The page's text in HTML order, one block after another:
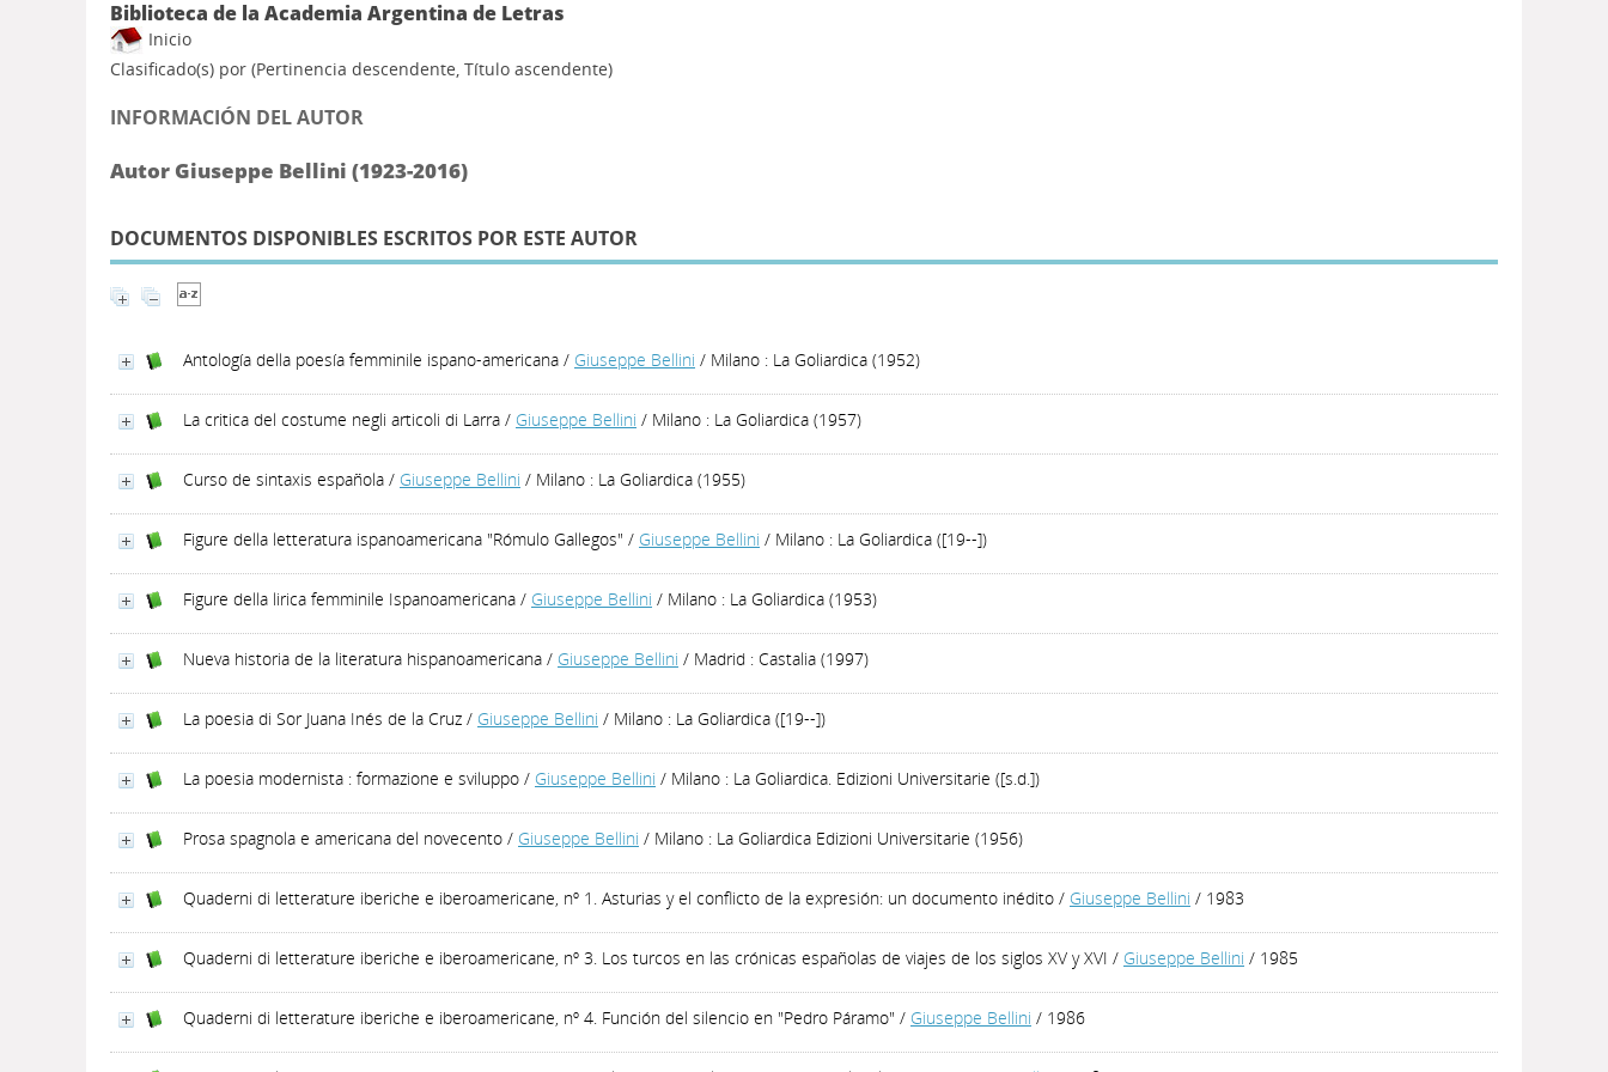
Biblioteca de la Academia Argentina de Letras
Inicio
Clasificado(s) por (Pertinencia descendente, Título ascendente)
INFORMACIÓN DEL AUTOR
Autor Giuseppe Bellini (1923-2016)
DOCUMENTOS DISPONIBLES ESCRITOS POR ESTE AUTOR
Antología della poesía femminile ispano-americana / Giuseppe Bellini / Milano : La Goliardica (1952)
La critica del costume negli articoli di Larra / Giuseppe Bellini / Milano : La Goliardica (1957)
Curso de sintaxis española / Giuseppe Bellini / Milano : La Goliardica (1955)
Figure della letteratura ispanoamericana "Rómulo Gallegos" / Giuseppe Bellini / Milano : La Goliardica ([19--])
Figure della lirica femminile Ispanoamericana / Giuseppe Bellini / Milano : La Goliardica (1953)
Nueva historia de la literatura hispanoamericana / Giuseppe Bellini / Madrid : Castalia (1997)
La poesia di Sor Juana Inés de la Cruz / Giuseppe Bellini / Milano : La Goliardica ([19--])
La poesia modernista : formazione e sviluppo / Giuseppe Bellini / Milano : La Goliardica. Edizioni Universitarie ([s.d.])
Prosa spagnola e americana del novecento / Giuseppe Bellini / Milano : La Goliardica Edizioni Universitarie (1956)
Quaderni di letterature iberiche e iberoamericane, nº 1. Asturias y el conflicto de la expresión: un documento inédito / Giuseppe Bellini / 1983
Quaderni di letterature iberiche e iberoamericane, nº 3. Los turcos en las crónicas españolas de viajes de los siglos XV y XVI / Giuseppe Bellini / 1985
Quaderni di letterature iberiche e iberoamericane, nº 4. Función del silencio en "Pedro Páramo" / Giuseppe Bellini / 1986